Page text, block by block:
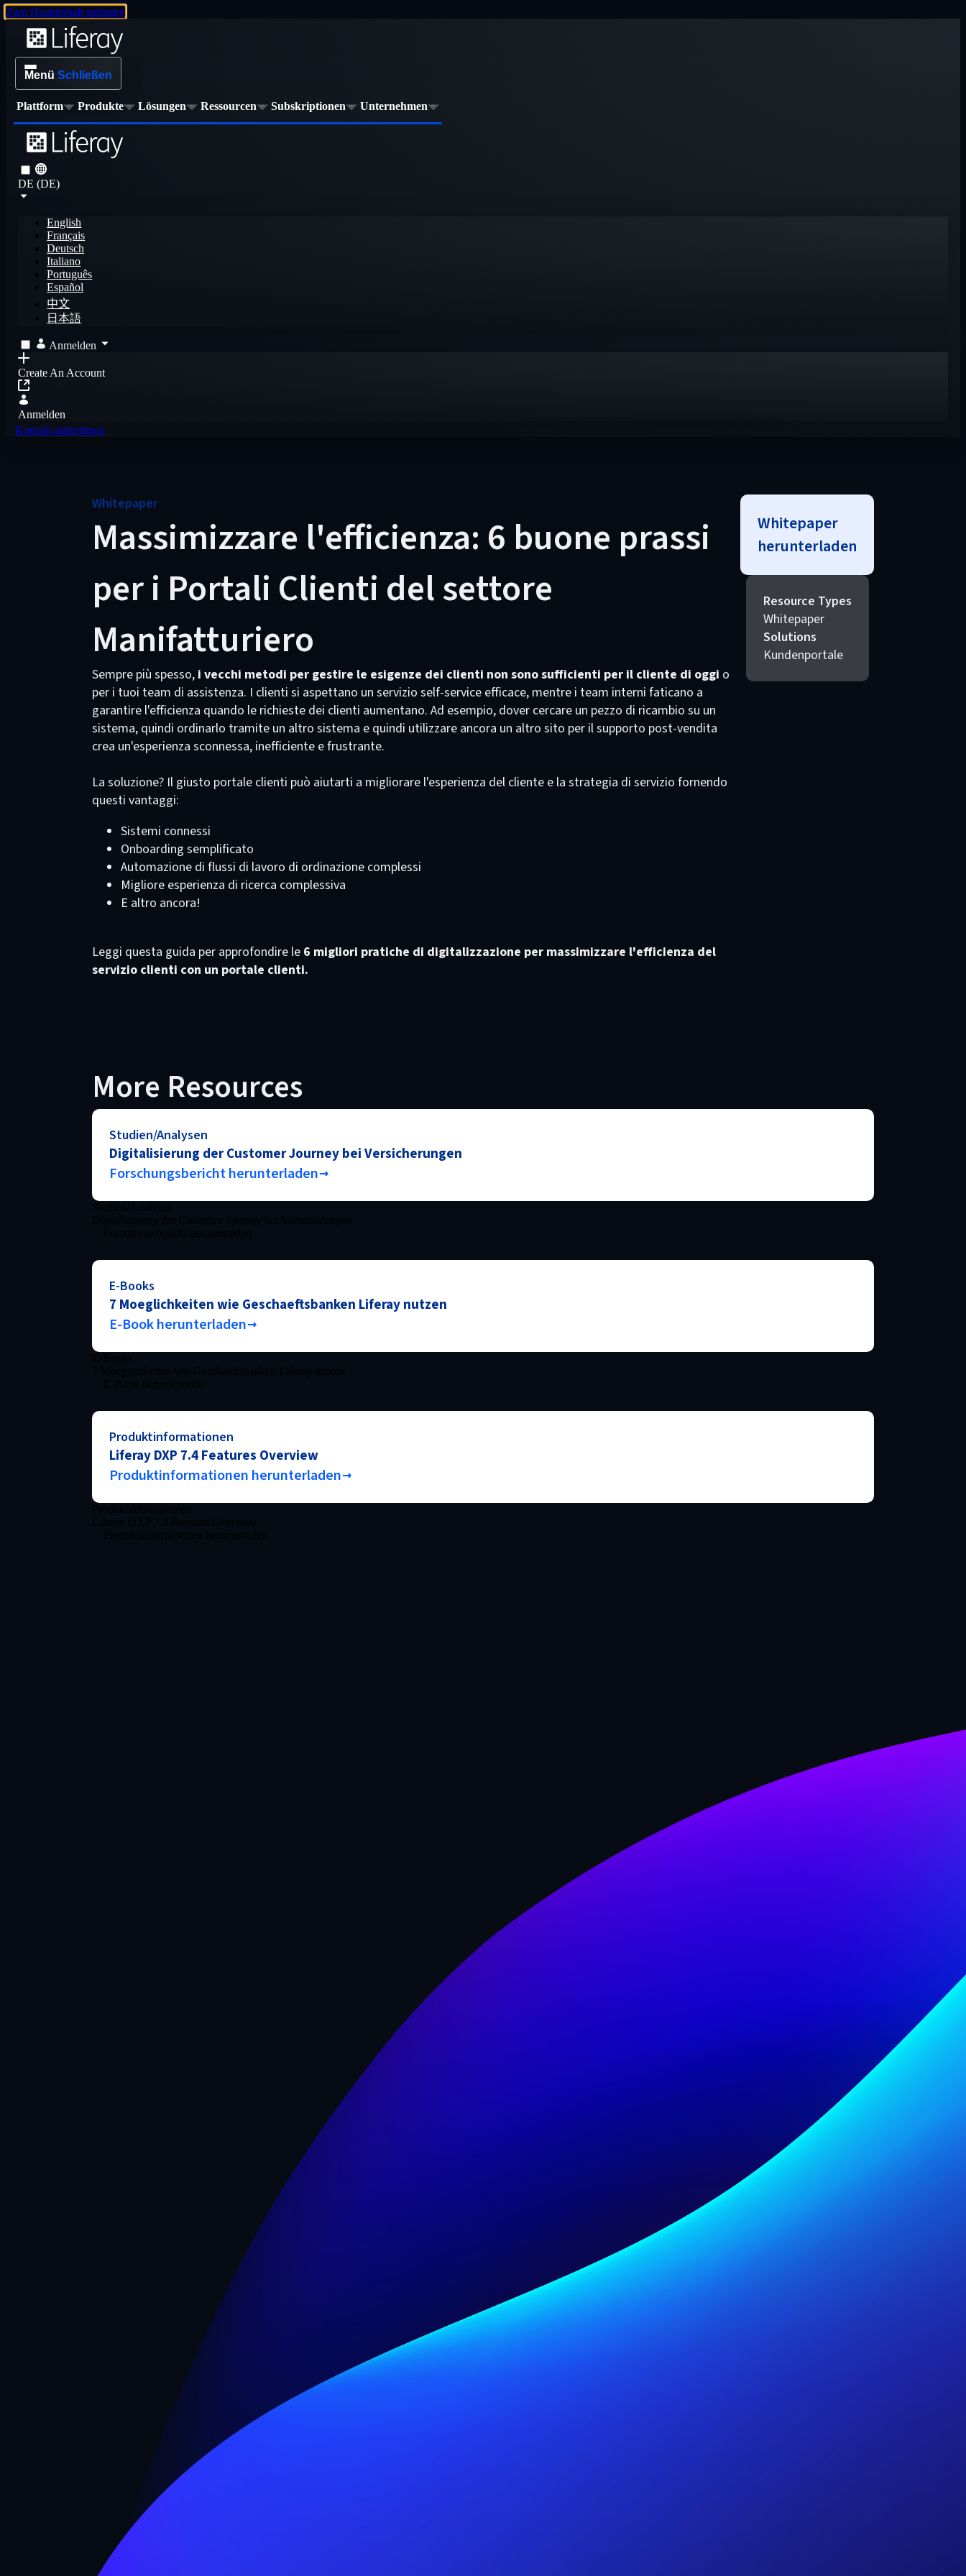
Zum Hauptinhalt springen
Menü Schließen
Plattform Produkte Lösungen Ressourcen Subskriptionen Unternehmen
DE (DE)
English
Français
Deutsch
Italiano
Português
Español
中文
日本語
Anmelden
Create An Account
Anmelden
Kontakt aufnehmen
Whitepaper
Massimizzare l'efficienza: 6 buone prassi
per i Portali Clienti del settore
Manifatturiero
Sempre più spesso, i vecchi metodi per gestire le esigenze dei clienti non sono sufficienti per il cliente di oggi o
per i tuoi team di assistenza. I clienti si aspettano un servizio self-service efficace, mentre i team interni faticano a
garantire l'efficienza quando le richieste dei clienti aumentano. Ad esempio, dover cercare un pezzo di ricambio su un
sistema, quindi ordinarlo tramite un altro sistema e quindi utilizzare ancora un altro sito per il supporto post-vendita
crea un'esperienza sconnessa, inefficiente e frustrante.
La soluzione? Il giusto portale clienti può aiutarti a migliorare l'esperienza del cliente e la strategia di servizio fornendo
questi vantaggi:
Sistemi connessi
Onboarding semplificato
Automazione di flussi di lavoro di ordinazione complessi
Migliore esperienza di ricerca complessiva
E altro ancora!
Leggi questa guida per approfondire le 6 migliori pratiche di digitalizzazione per massimizzare l'efficienza del
servizio clienti con un portale clienti.
Whitepaper
herunterladen
Resource Types
Whitepaper
Solutions
Kundenportale
More Resources
Studien/Analysen
Digitalisierung der Customer Journey bei Versicherungen
Forschungsbericht herunterladen
E-Books
7 Moeglichkeiten wie Geschaeftsbanken Liferay nutzen
E-Book herunterladen
Produktinformationen
Liferay DXP 7.4 Features Overview
Produktinformationen herunterladen